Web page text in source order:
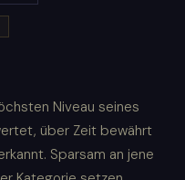
Niveau seines
über Zeit bewährt
Sparsam an jene